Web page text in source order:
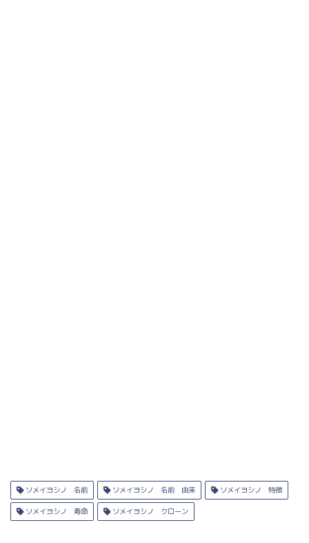
ソメイヨシノ 名前 ソメイヨシノ 名前 由来 ソメイヨシノ 特徴
ソメイヨシノ 寿命 ソメイヨシノ クローン